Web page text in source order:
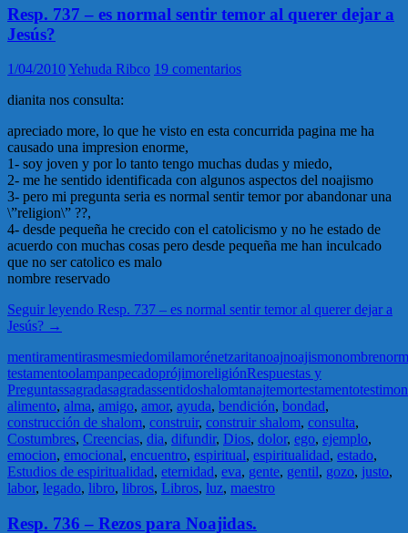
Resp. 737 – es normal sentir temor al querer dejar a
Jesús?
1/04/2010Yehuda Ribco 19 comentarios
dianita nos consulta:
apreciado more, lo que he visto en esta concurrida pagina me ha
causado una impresion enorme,
1- soy joven y por lo tanto tengo muchas dudas y miedo,
2- me he sentido identificada con algunos aspectos del noajismo
3- pero mi pregunta seria es normal sentir temor por abandonar una
\”religion\” ??,
4- desde pequeña he crecido con el catolicismo y no he estado de
acuerdo con muchas cosas pero desde pequeña me han inculcado
que no ser catolico es malo
nombre reservado
Seguir leyendo Resp. 737 – es normal sentir temor al querer dejar a
Jesús? →
mentiramentirasmesmiedomilamorénetzaritanoajnoajismonombre
testamentoolampanpecadoprójimoreligiónRespuestas y
Preguntassagradasagradassentidoshalomtanajtemortestamento
alimento, alma, amigo, amor, ayuda, bendición, bondad,
construcción de shalom, construir, construir shalom, consulta,
Costumbres, Creencias, dia, difundir, Dios, dolor, ego, ejemplo,
emocion, emocional, encuentro, espiritual, espiritualidad, estado,
Estudios de espiritualidad, eternidad, eva, gente, gentil, gozo, justo,
labor, legado, libro, libros, Libros, luz, maestro
Resp. 736 – Rezos para Noajidas.